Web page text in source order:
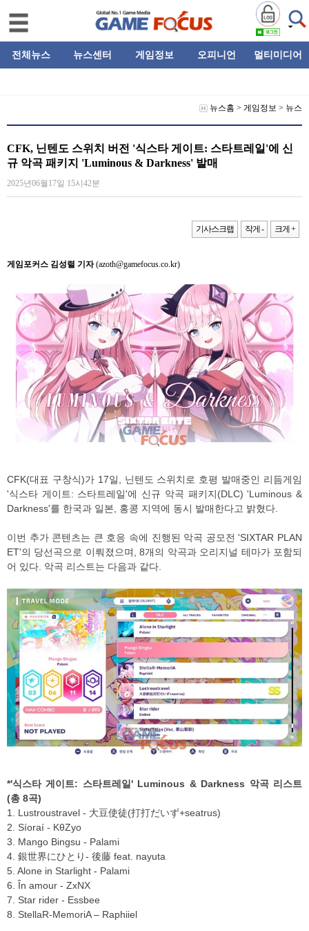
전체뉴스 뉴스센터 게임정보 오피니언 멀티미디어
뉴스홈 > 게임정보 > 뉴스
CFK, 닌텐도 스위치 버전 '식스타 게이트: 스타트레일'에 신
규 악곡 패키지 'Luminous & Darkness' 발매
2025년06월17일 15시42분
기사스크랩 작게 - 크게 +
게임포커스 김성렬 기자(azoth@gamefocus.co.kr)
CFK(대표 구창식)가 17일, 닌텐도 스위치로 호평 발매중인 리듬게임
'식스타 게이트: 스타트레일'에 신규 악곡 패키지(DLC) 'Luminous &
Darkness'를 한국과 일본, 홍콩 지역에 동시 발매한다고 밝혔다.
이번 추가 콘텐츠는 큰 호응 속에 진행된 악곡 공모전 'SIXTAR PLAN
ET'의 당선곡으로 이뤄졌으며, 8개의 악곡과 오리지널 테마가 포함되
어 있다. 악곡 리스트는 다음과 같다.
*'식스타 게이트: 스타트레일' Luminous & Darkness 악곡 리스트
(총 8곡)
1. Lustroustravel - 大豆使徒(打打だいず+seatrus)
2. Síoraí - KθZyo
3. Mango Bingsu - Palami
4. 銀世界にひとり- 後藤 feat. nayuta
5. Alone in Starlight - Palami
6. În amour - ZxNX
7. Star rider - Essbee
8. StellaR-MemoriA – Raphiiel